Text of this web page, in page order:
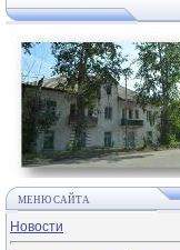
МЕНЮ САЙТА
Новости